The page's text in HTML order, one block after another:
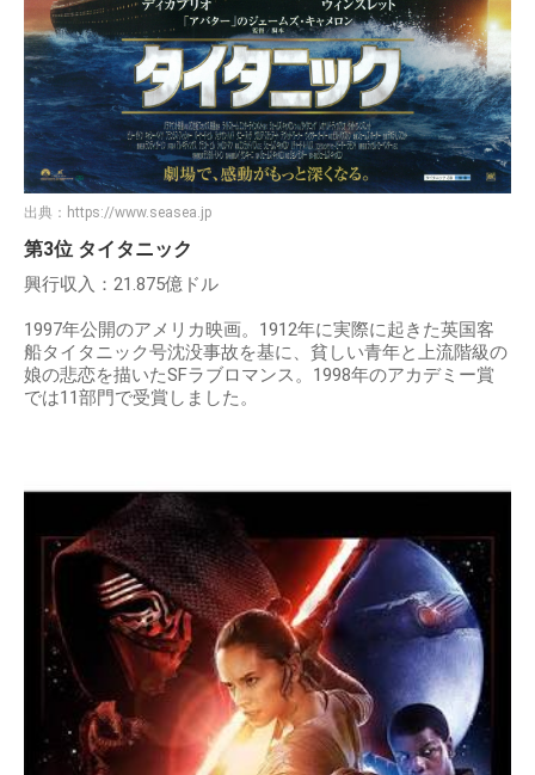
出典： https://www.seasea.jp
第3位 タイタニック
興行収入：21.875億ドル
1997年公開のアメリカ映画。1912年に実際に起きた英国客
船タイタニック号沈没事故を基に、貧しい青年と上流階級の
娘の悲恋を描いたSFラブロマンス。1998年のアカデミー賞
では11部門で受賞しました。